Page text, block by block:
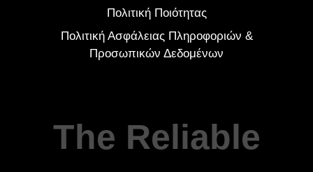
Πολιτική Ποιότητας
Πολιτική Ασφάλειας Πληροφοριών &
Προσωπικών Δεδομένων
The Reliable